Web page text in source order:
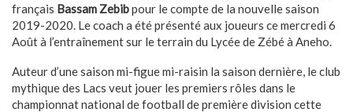
français Bassam Zebibpour le compte de la nouvelle saison
2019-2020. Le coach a été présenté aux joueurs ce mercredi 6
Août à l’entraînement sur le terrain du Lycée de Zébé à Aneho.
Auteur d’une saison mi-figue mi-raisin la saison dernière, le club
mythique des Lacs veut jouer les premiers rôles dans le
championnat national de football de première division cette